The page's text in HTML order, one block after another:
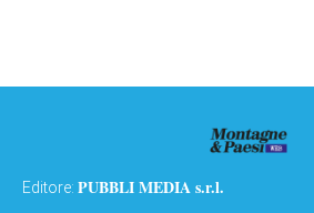
Editore: PUBBLI MEDIA s.r.l.